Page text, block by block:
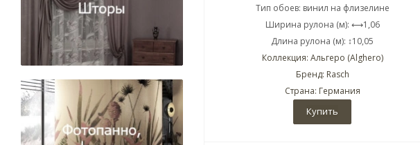
Тип обоев: винил на флизелине
Ширина рулона (м): ⟷1,06
Длина рулона (м): ↕10,05
Коллекция: Альгеро (Alghero)
Бренд: Rasch
Страна: Германия
Купить